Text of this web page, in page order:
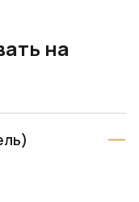
Эмираты)